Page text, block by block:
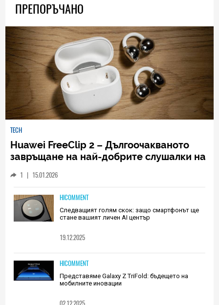
ПРЕПОРЪЧАНО
TECH
Huawei FreeClip 2 – Дългоочакваното
завръщане на най-добрите слушалки на
1 | 15.01.2026
HICOMMENT
Следващият голям скок: защо смартфонът ще
стане вашият личен AI център
19.12.2025
HICOMMENT
Представяме Galaxy Z TriFold: бъдещето на
мобилните иновации